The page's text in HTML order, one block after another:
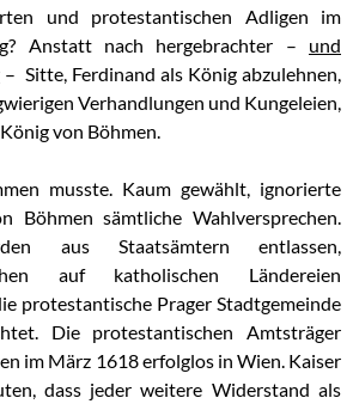
und protestantischen Adligen im
Anstatt nach hergebrachter – und
– Sitte, Ferdinand als König abzulehnen,
Verhandlungen und Kungeleien,
von Böhmen.
musste. Kaum gewählt, ignorierte
Böhmen sämtliche Wahlversprechen.
aus Staatsämtern entlassen,
auf katholischen Ländereien
protestantische Prager Stadtgemeinde
Die protestantischen Amtsträger
im März 1618 erfolglos in Wien. Kaiser
dass jeder weitere Widerstand als